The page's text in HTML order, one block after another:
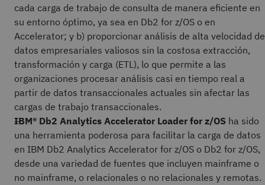
cada carga de trabajo de consulta de manera eficiente en
su entorno óptimo, ya sea en Db2 for z/OS o en
Accelerator; y b) proporcionar análisis de alta velocidad de
datos empresariales valiosos sin la costosa extracción,
transformación y carga (ETL), lo que permite a las
organizaciones procesar análisis casi en tiempo real a
partir de datos transaccionales actuales sin afectar las
cargas de trabajo transaccionales.
IBM® Db2 Analytics Accelerator Loader for z/OS ha sido
una herramienta poderosa para facilitar la carga de datos
en IBM Db2 Analytics Accelerator for z/OS o Db2 for z/OS,
desde una variedad de fuentes que incluyen mainframe o
no mainframe, o relacionales o no relacionales y remotas.